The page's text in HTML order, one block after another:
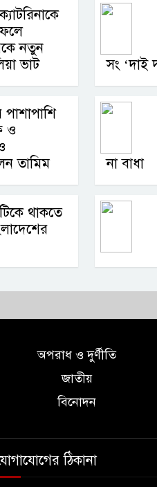
নতুন
ভাট
সং ‘দাই
পাশাপাশি
ও
তামিম
না বাধা
থাকতে
অপরাধ ও দুর্ণীতি
জাতীয়
বিনোদন
ঠিকানা